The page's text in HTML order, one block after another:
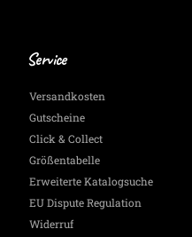
Service
Versandkosten
Gutscheine
Click & Collect
Größentabelle
Erweiterte Katalogsuche
EU Dispute Regulation
Widerruf